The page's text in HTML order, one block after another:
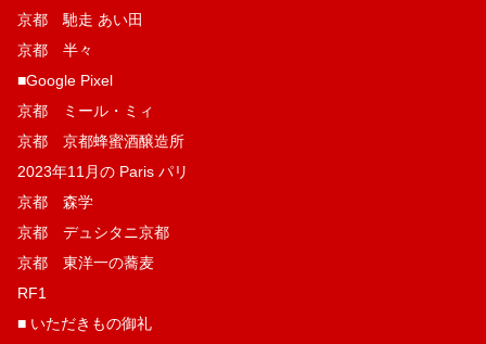
京都 馳走 あい田
京都 半々
■Google Pixel
京都 ミール・ミィ
京都 京都蜂蜜酒醸造所
2023年11月の Paris パリ
京都 森学
京都 デュシタニ京都
京都 東洋一の蕎麦
RF1
■ いただきもの御礼